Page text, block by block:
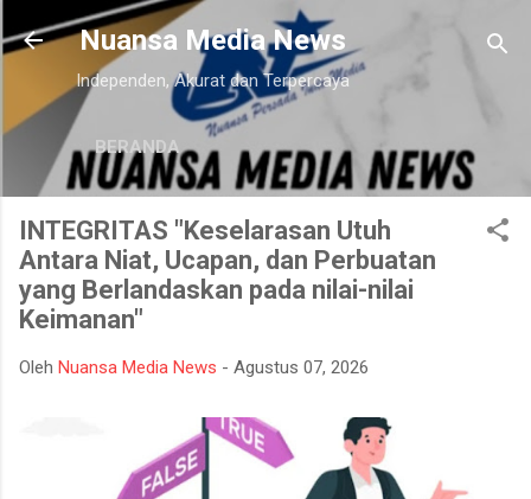
Langsung ke konten utama
Nuansa Media News
Independen, Akurat dan Terpercaya
BERANDA
INTEGRITAS "Keselarasan Utuh
Antara Niat, Ucapan, dan Perbuatan
yang Berlandaskan pada nilai-nilai
Keimanan"
Oleh Nuansa Media News - Agustus 07, 2026